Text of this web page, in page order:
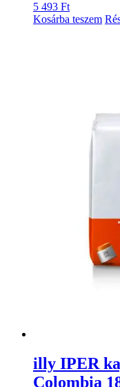
5 493 Ft
Kosárba teszem
illy IPER
Colombia